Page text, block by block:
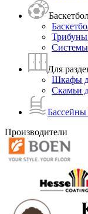
Трибуны
Системы
Для
Шкафы
Скамьи
Производители